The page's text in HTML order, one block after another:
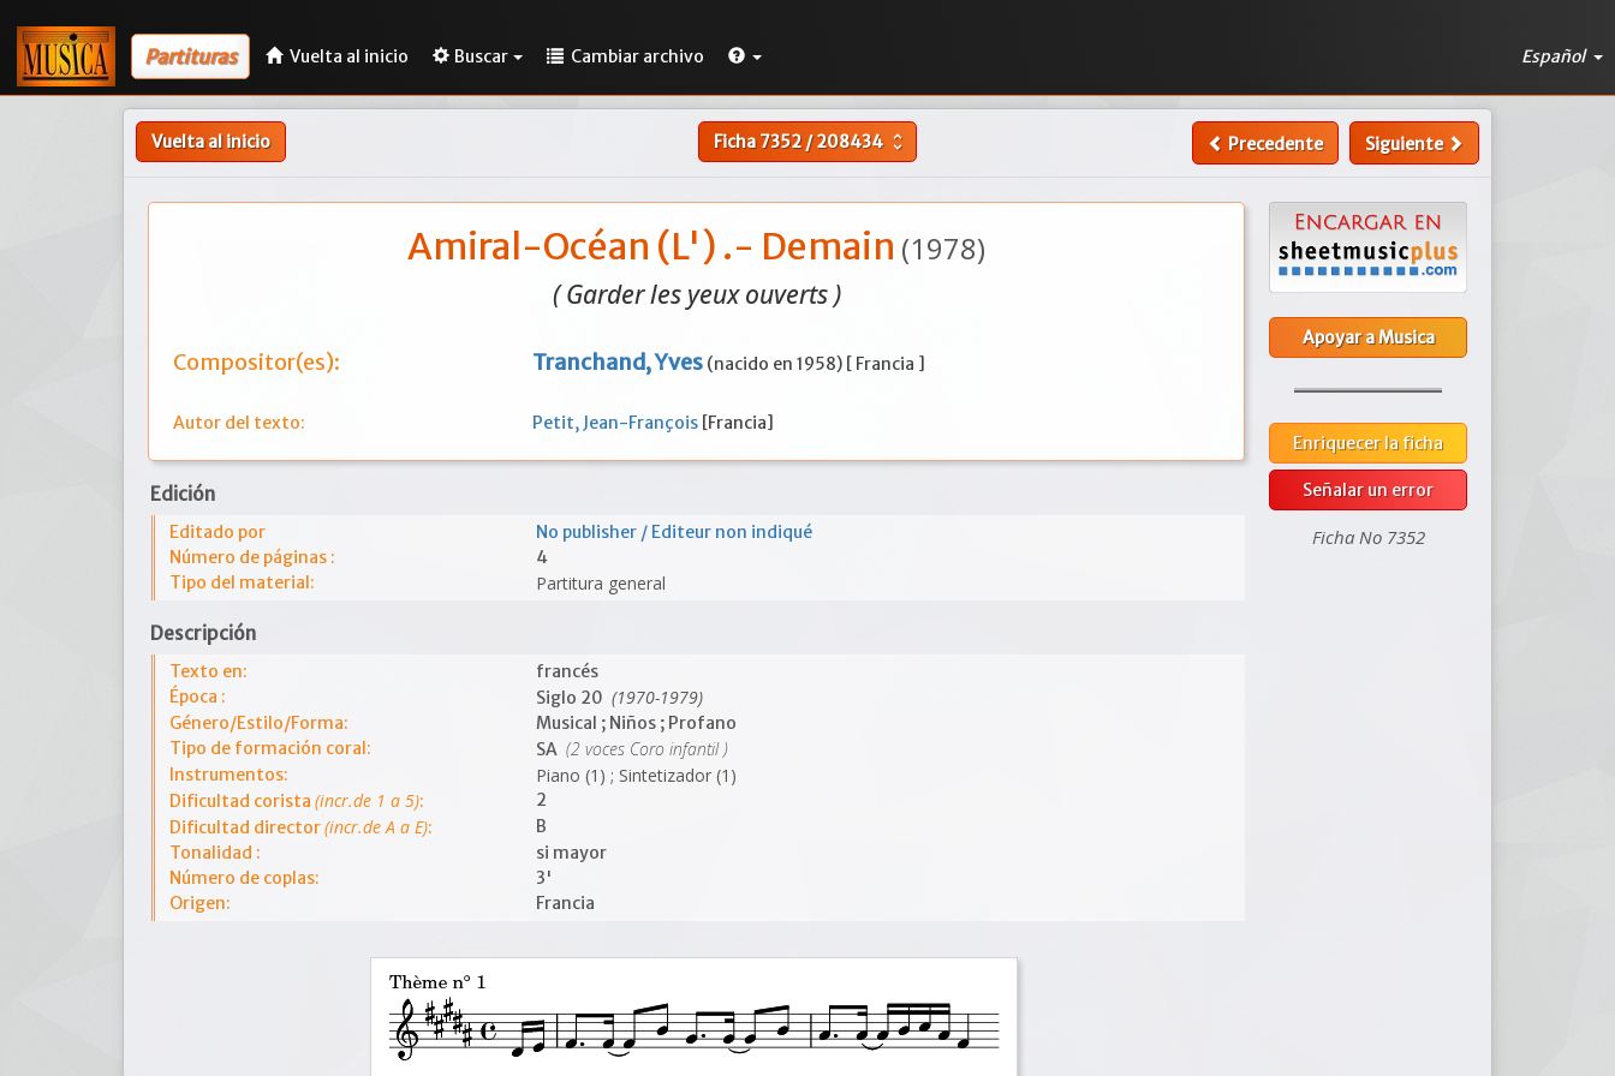
Partituras Vuelta al inicio Buscar Cambiar archivo Español
Vuelta al inicio Ficha7352/208434 unfold_more Precedente Siguiente
Amiral-Océan (L') .- Demain (1978)
( Garder les yeux ouverts )
Compositor(es): Tranchand, Yves (nacido en 1958) [ Francia ]
Autor del texto: Petit, Jean-François [Francia]
Edición
Editado por
No publisher / Editeur non indiqué
Número de páginas :
4
Tipo del material:
Partitura general
Descripción
Texto en:
francés
Época :
Siglo 20 (1970-1979)
Género/Estilo/Forma:
Musical ; Niños ; Profano
Tipo de formación coral:
SA (2 voces Coro infantil )
Instrumentos: Piano (1) ; Sintetizador (1)
Dificultad corista (incr.de 1 a 5):
2
Dificultad director(incr.de A a E):
B
Tonalidad :
si mayor
Número de coplas:
3'
Origen:
Francia
Apoyar a Musica
Enriquecer la ficha
Señalar un error
Ficha No 7352